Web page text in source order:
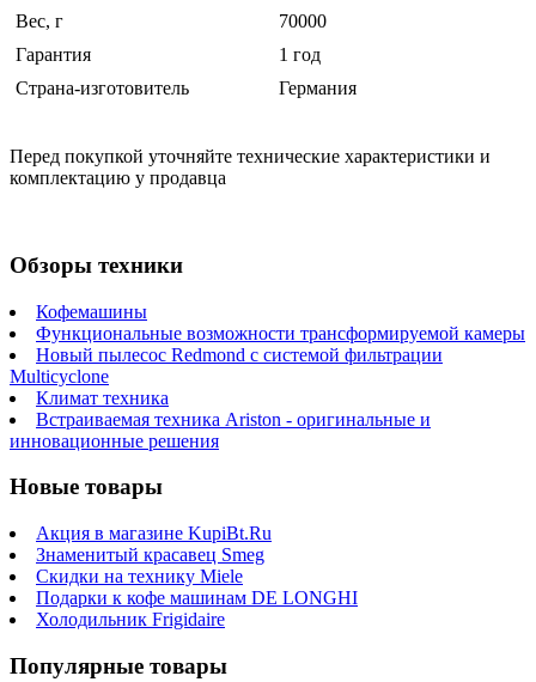
Вес, г
70000
Гарантия
1 год
Страна-изготовитель
Германия
Перед покупкой уточняйте технические характеристики и
комплектацию у продавца
Обзоры техники
Кофемашины
Функциональные возможности трансформируемой камеры
Новый пылесос Redmond с системой фильтрации
Multicyclone
Климат техника
Встраиваемая техника Ariston - оригинальные и
инновационные решения
Новые товары
Акция в магазине KupiBt.Ru
Знаменитый красавец Smeg
Скидки на технику Miele
Подарки к кофе машинам DE LONGHI
Холодильник Frigidaire
Популярные товары